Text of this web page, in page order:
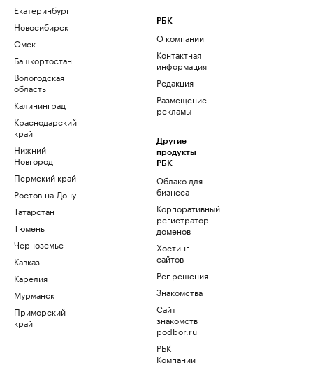
Екатеринбург
Новосибирск
Омск
Башкортостан
Вологодская
область
Калининград
Краснодарский
край
Нижний
Новгород
Пермский край
Ростов-на-Дону
Татарстан
Тюмень
Черноземье
Кавказ
Карелия
Мурманск
Приморский
край
РБК
О компании
Контактная
информация
Редакция
Размещение
рекламы
Другие
продукты
РБК
Облако для
бизнеса
Корпоративный
регистратор
доменов
Хостинг
сайтов
Рег.решения
Знакомства
Сайт
знакомств
podbor.ru
РБК
Компании